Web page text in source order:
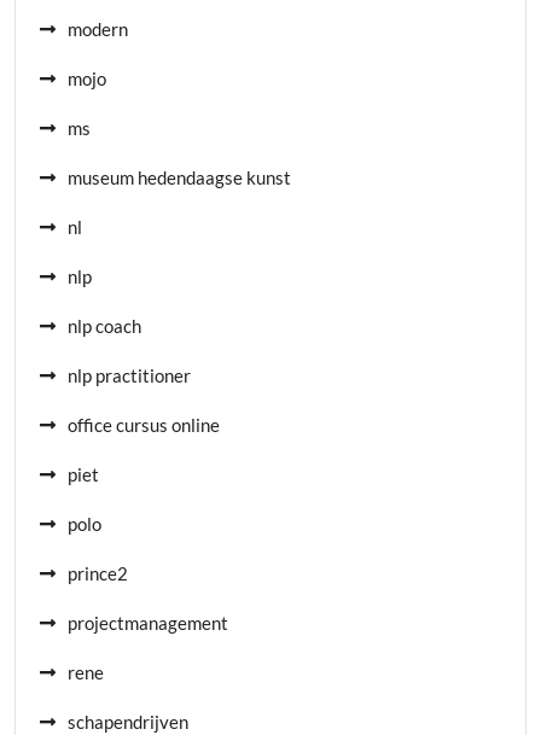
modern
mojo
ms
museum hedendaagse kunst
nl
nlp
nlp coach
nlp practitioner
office cursus online
piet
polo
prince2
projectmanagement
rene
schapendrijven